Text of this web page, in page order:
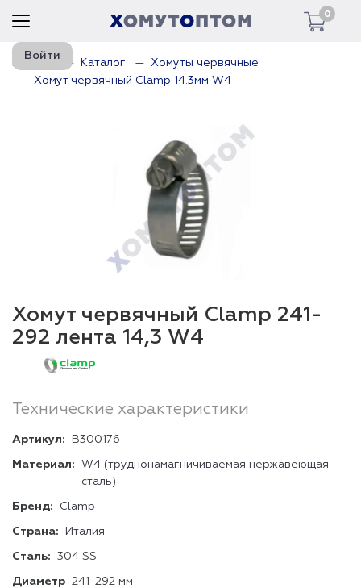
0
Войти
Главная Каталог
Хомуты червячные
Хомут червячный Clamp 14.3мм W4
Хомут червячный Clamp 241-
292 лента 14,3 W4
Технические характеристики
Артикул: В300176
Материал:
W4 (труднонамагничиваемая нержавеющая
сталь)
Бренд: Clamp
Страна: Италия
Сталь: 304 SS
Диаметр 241-292 мм